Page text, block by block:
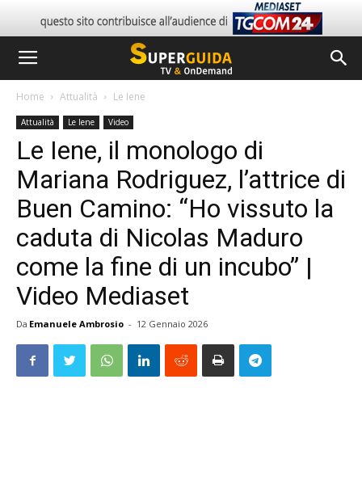
Home Attualità Le Iene
Attualità Le Iene Video
Le Iene, il monologo di
Mariana Rodriguez, l’attrice di
Buen Camino: “Ho vissuto la
caduta di Nicolas Maduro
come la fine di un incubo” |
Video Mediaset
Da Emanuele Ambrosio - 12 Gennaio 2026